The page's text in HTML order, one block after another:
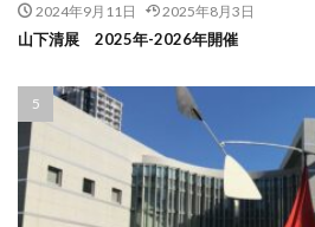
2024年9月11日 2025年8月3日
山下清展 2025年-2026年開催